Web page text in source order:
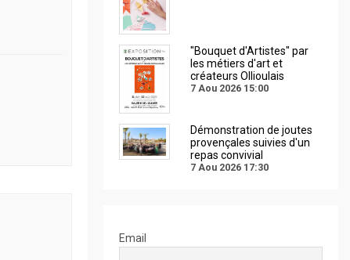
"Bouquet d'Artistes" par
les métiers d'art et
créateurs Ollioulais
7 Aou 2026 15:00
Démonstration de joutes
provençales suivies d'un
repas convivial
7 Aou 2026 17:30
Email